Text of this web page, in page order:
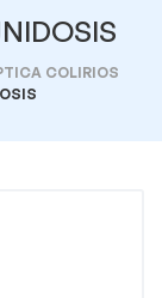
COLIRIOS